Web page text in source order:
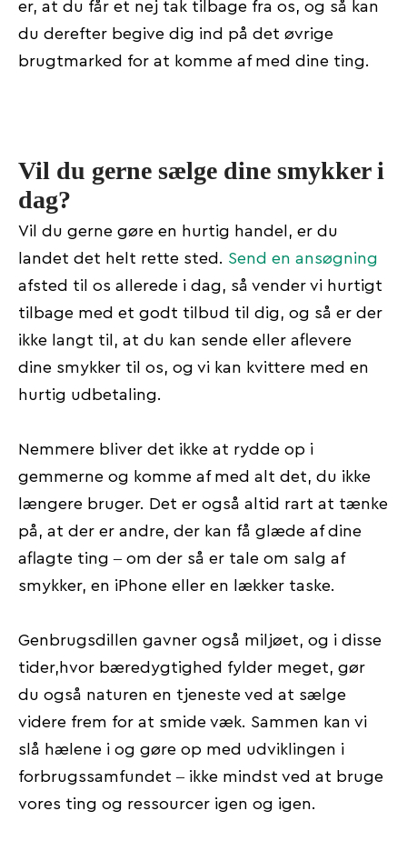
er, at du får et nej tak tilbage fra os, og så kan
du derefter begive dig ind på det øvrige
brugtmarked for at komme af med dine ting.
Vil du gerne sælge dine smykker i
dag?
Vil du gerne gøre en hurtig handel, er du
landet det helt rette sted. Send en ansøgning
afsted til os allerede i dag, så vender vi hurtigt
tilbage med et godt tilbud til dig, og så er der
ikke langt til, at du kan sende eller aflevere
dine smykker til os, og vi kan kvittere med en
hurtig udbetaling.
Nemmere bliver det ikke at rydde op i
gemmerne og komme af med alt det, du ikke
længere bruger. Det er også altid rart at tænke
på, at der er andre, der kan få glæde af dine
aflagte ting – om der så er tale om salg af
smykker, en iPhone eller en lækker taske.
Genbrugsdillen gavner også miljøet, og i disse
tider,hvor bæredygtighed fylder meget, gør
du også naturen en tjeneste ved at sælge
videre frem for at smide væk. Sammen kan vi
slå hælene i og gøre op med udviklingen i
forbrugssamfundet – ikke mindst ved at bruge
vores ting og ressourcer igen og igen.